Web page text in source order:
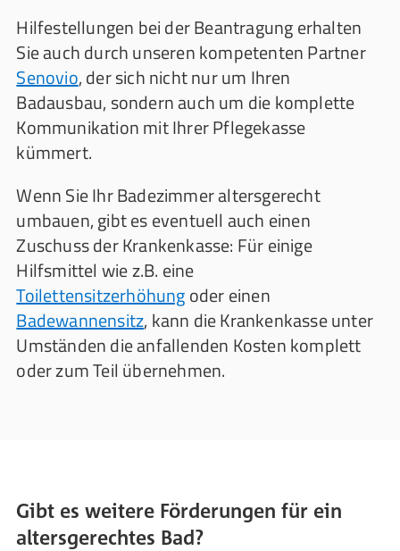
Hilfestellungen bei der Beantragung erhalten
Sie auch durch unseren kompetenten Partner
Senovio, der sich nicht nur um Ihren
Badausbau, sondern auch um die komplette
Kommunikation mit Ihrer Pflegekasse
kümmert.
Wenn Sie Ihr Badezimmer altersgerecht
umbauen, gibt es eventuell auch einen
Zuschuss der Krankenkasse: Für einige
Hilfsmittel wie z.B. eine
Toilettensitzerhöhungoder einen
Badewannensitz, kann die Krankenkasse unter
Umständen die anfallenden Kosten komplett
oder zum Teil übernehmen.
Gibt es weitere Förderungen für ein
altersgerechtes Bad?